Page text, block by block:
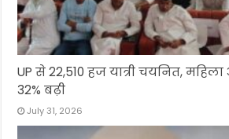
UP से 22,510 हज यात्री चयनित,
32% बढ़ी
July 31, 2026